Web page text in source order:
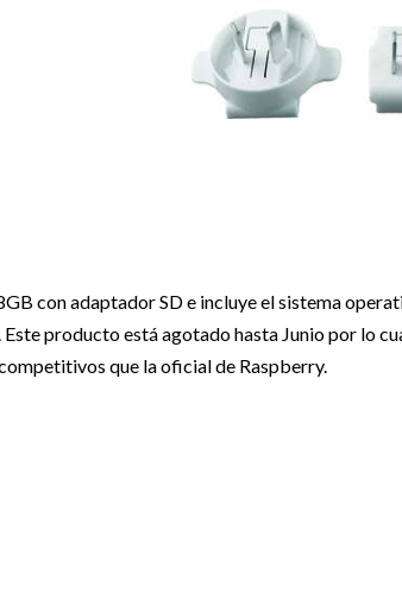
con adaptador SD e incluye el sistema
producto está agotado hasta Junio por lo
que la oficial de Raspberry.